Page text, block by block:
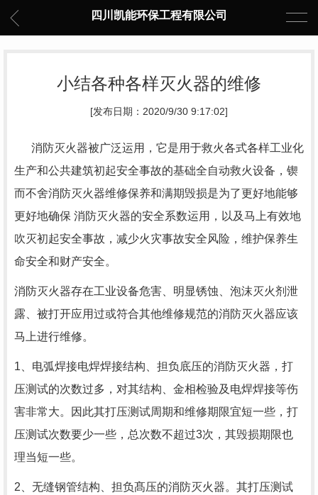
四川凯能环保工程有限公司
小结各种各样灭火器的维修
[发布日期：2020/9/30 9:17:02]
消防灭火器被广泛运用，它是用于救火各式各样工业化
生产和公共建筑初起安全事故的基础全自动救火设备，锲
而不舍消防灭火器维修保养和满期毁损是为了更好地能够
更好地确保 消防灭火器的安全系数运用，以及马上有效地
吹灭初起安全事故，减少火灾事故安全风险，维护保养生
命安全和财产安全。
消防灭火器存在工业设备危害、明显锈蚀、泡沫灭火剂泄
露、被打开应用过或符合其他维修规范的消防灭火器应该
马上进行维修。
1、电弧焊接电焊焊接结构、担负底压的消防灭火器，打
压测试的次数过多，对其结构、金相检验及电焊焊接等伤
害非常大。因此其打压测试周期和维修期限宜短一些，打
压测试次数要少一些，总次数不超过3次，其毁损期限也
理当短一些。
2、无缝钢管结构、担负髙压的消防灭火器。其打压测试